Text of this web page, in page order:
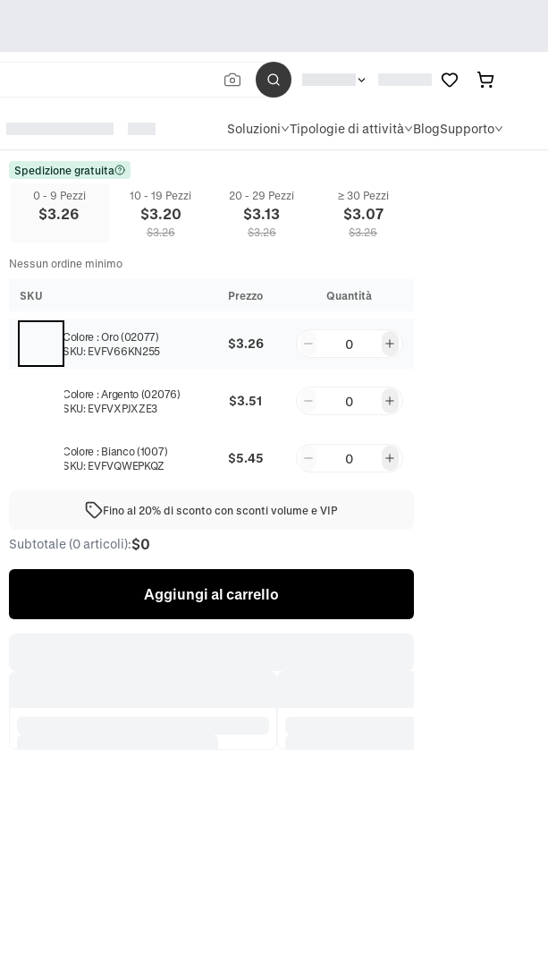
Soluzioni Tipologie di attività BlogSupporto
Spedizione gratuita
0 - 9 Pezzi
$3.26
10 - 19 Pezzi
$3.20
$3.26
20 - 29 Pezzi
$3.13
$3.26
≥ 30 Pezzi
$3.07
$3.26
Nessun ordine minimo
SKU Prezzo Quantità
Colore :Oro (02077)
SKU: EVFV66KN255 $3.26 0
Colore :Argento (02076)
SKU: EVFVXPJXZE3 $3.51 0
Colore : Bianco (1007)
SKU: EVFVQWEPKQZ $5.45 0
Fino al 20% di sconto con sconti volume e VIP
Subtotale (0 articoli):$0
Aggiungi al carrello